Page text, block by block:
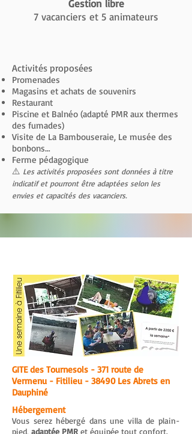
Gestion libre
7 vacanciers et 5 animateurs
Activités proposées
Promenades
Magasins et achats de souvenirs
Restaurant
Piscine et Balnéo (adapté PMR aux thermes
des fumades)
Visite de La Bambouseraie, Le musée des
bonbons…
Ferme pédagogique
⚠️ Les activités proposées sont données à titre
indicatif et pourront être adaptées selon les
envies et capacités des vacanciers.
GITE des Tournesols - 371 route de
Vermenu - Fitilieu - 38490 Les Abrets en
Dauphiné
Hébergement
Vous serez hébergé dans une villa de plain-
pied, adaptée PMR et équipée tout confort.